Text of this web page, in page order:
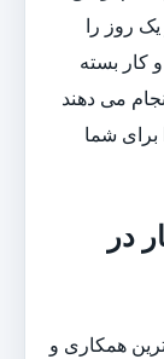
روز را
کار بسته
می دهند
شما
در
همکاری و